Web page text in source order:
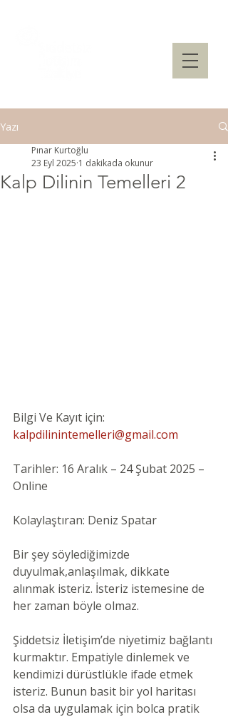
Yazı
Kalp Dilinin Temelleri 2
Pınar Kurtoğlu
23 Eyl 2025 1 dakikada okunur
Bilgi Ve Kayıt için:
kalpdilinintemelleri@gmail.com
Tarihler: 16 Aralık – 24 Şubat 2025 –
Online
Kolaylaştıran: Deniz Spatar
Bir şey söylediğimizde
duyulmak,anlaşılmak, dikkate
alınmak isteriz. İsteriz istemesine de
her zaman böyle olmaz.
Şiddetsiz İletişim’de niyetimiz bağlantı
kurmaktır. Empatiyle dinlemek ve
kendimizi dürüstlükle ifade etmek
isteriz. Bunun basit bir yol haritası
olsa da uygulamak için bolca pratik